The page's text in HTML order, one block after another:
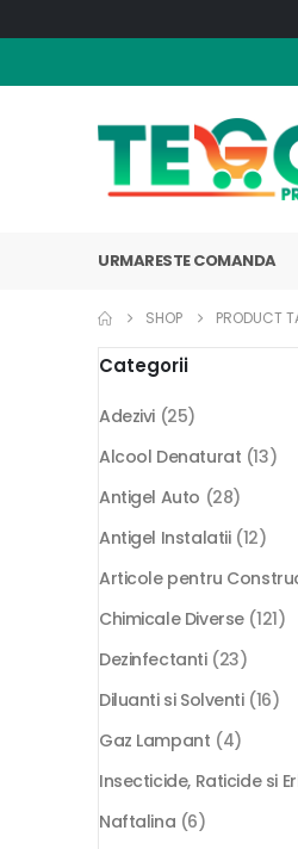
URMARESTE COMANDA
SHOP PRODUCT
Categorii
Adezivi (25)
Alcool Denaturat (13)
Antigel Auto (28)
Antigel Instalatii (12)
Articole pentru
Chimicale Diverse (121)
Dezinfectanti (23)
Diluanti si Solventi (16)
Gaz Lampant (4)
Insecticide, Raticide si
Naftalina (6)